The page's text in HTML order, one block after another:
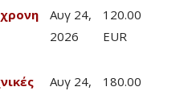
Αυγ 24,
2026
120.00
EUR
Αυγ 24,
180.00